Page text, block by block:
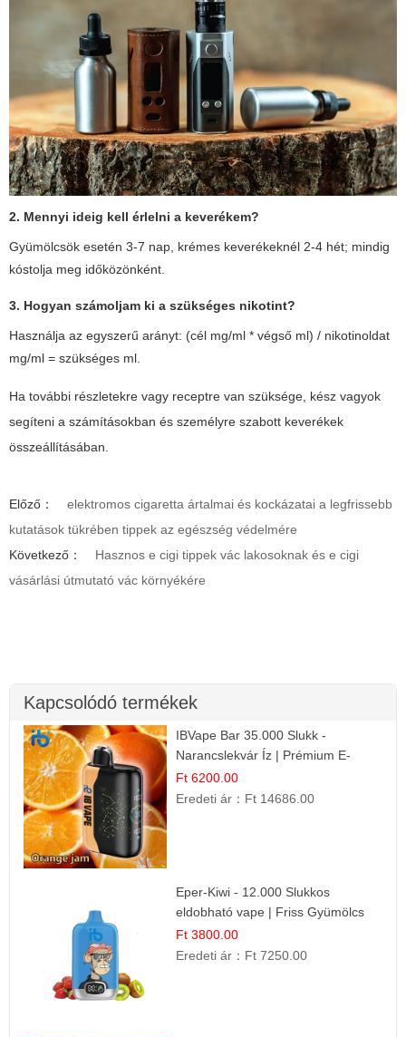
2. Mennyi ideig kell érlelni a keverékem?
Gyümölcsök esetén 3-7 nap, krémes keverékeknél 2-4 hét; mindig
kóstolja meg időközönként.
3. Hogyan számoljam ki a szükséges nikotint?
Használja az egyszerű arányt: (cél mg/ml * végső ml) / nikotinoldat
mg/ml = szükséges ml.
Ha további részletekre vagy receptre van szüksége, kész vagyok
segíteni a számításokban és személyre szabott keverékek
összeállításában.
Előző：
elektromos cigaretta ártalmai és kockázatai a legfrissebb
kutatások tükrében tippek az egészség védelmére
Következő：
Hasznos e cigi tippek vác lakosoknak és e cigi
vásárlási útmutató vác környékére
Kapcsolódó termékek
IBVape Bar 35.000 Slukk -
Narancslekvár Íz | Prémium E-
cigaretta
Ft 6200.00
Eredeti ár： Ft 14686.00
Eper-Kiwi - 12.000 Slukkos
eldobható vape | Friss Gyümölcs
Kombináció
Ft 3800.00
Eredeti ár： Ft 7250.00